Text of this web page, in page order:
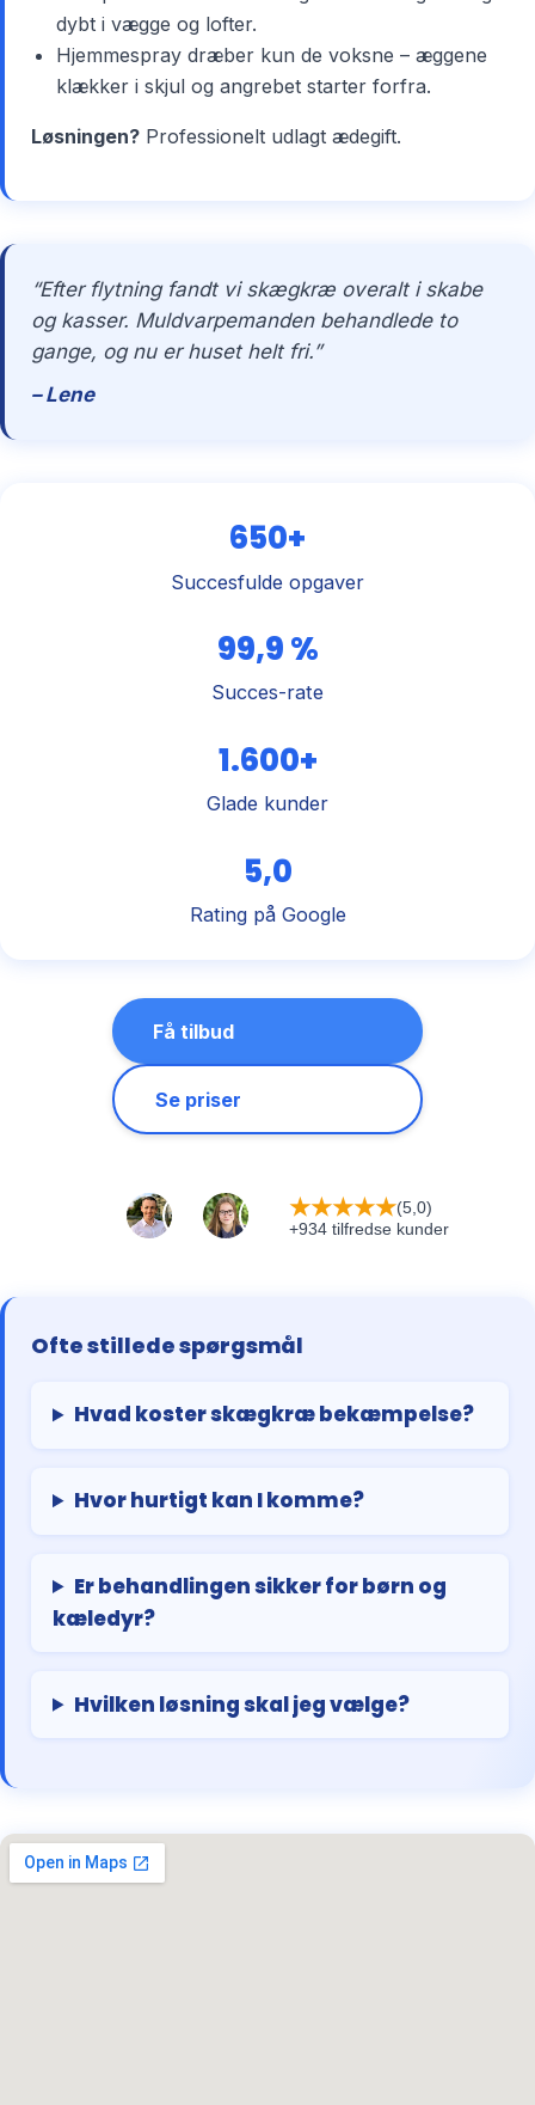
dybt i vægge og lofter.
Hjemmespray dræber kun de voksne – æggene
klækker i skjul og angrebet starter forfra.
Løsningen? Professionelt udlagt ædegift.
“Efter flytning fandt vi skægkræ overalt i skabe
og kasser. Muldvarpemanden behandlede to
gange, og nu er huset helt fri.”
– Lene
650+
Succesfulde opgaver
99,9 %
Succes-rate
1.600+
Glade kunder
5,0
Rating på Google
Få tilbud
Se priser
★★★★★(5,0)
+934 tilfredse kunder
Ofte stillede spørgsmål
Hvad koster skægkræ bekæmpelse?
Hvor hurtigt kan I komme?
Er behandlingen sikker for børn og
kæledyr?
Hvilken løsning skal jeg vælge?